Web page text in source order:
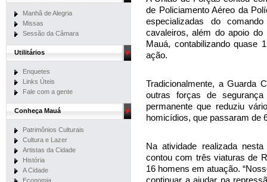
Manhã de Alegria
Missas
Sessão da Câmara
Utilitários
Enquetes
Links Úteis
Fale com a gente
Conheça Mauá
Patrimônios Culturais
Cultura e Lazer
Artistas da Cidade
História
A Cidade
Economia
de Policiamento Aéreo da
especializadas do
cavaleiros, além do apoio do
Mauá, contabilizando quase
ação.
Tradicionalmente, a Guarda
outras forças de
permanente que reduziu
homicídios, que passaram de
Na atividade realizada
contou com três viaturas de
16 homens em atuação.
continuar a ajudar na